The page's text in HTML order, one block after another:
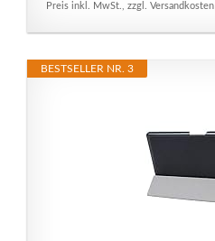
Preis inkl. MwSt., zzgl. Versandkosten
BESTSELLER NR. 3